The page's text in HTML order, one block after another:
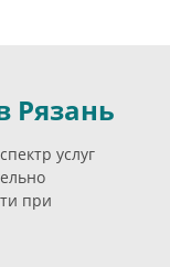
Рязань
услуг
при